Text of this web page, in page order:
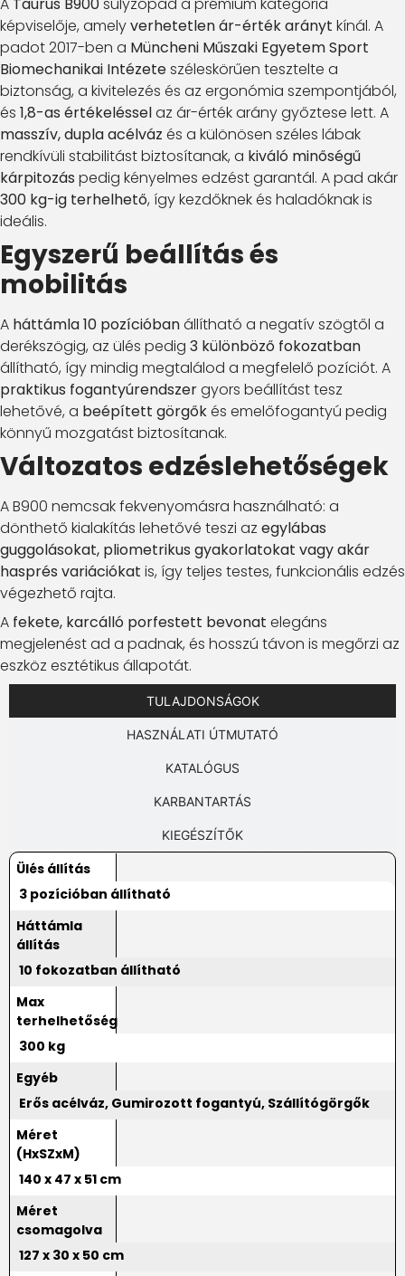
képviselője, amelyverhetetlen ár-érték arányt kínál. A
padot 2017-ben a Müncheni Műszaki Egyetem Sport
Biomechanikai Intézeteszéleskörűen tesztelte a
biztonság, a kivitelezés és az ergonómia szempontjából,
és 1,8-as értékelésselaz ár-érték arány győztese lett. A
masszív, dupla acélváz és a különösen széles lábak
rendkívüli stabilitást biztosítanak, a kiváló minőségű
kárpitozás pedig kényelmes edzést garantál. A pad akár
300 kg-ig terhelhető, így kezdőknek és haladóknak is
ideális.
Egyszerű beállítás és
mobilitás
A háttámla 10 pozícióbanállítható a negatív szögtől a
derékszögig, az ülés pedig 3 különböző fokozatban
állítható, így mindig megtalálod a megfelelő pozíciót. A
praktikus fogantyúrendszergyors beállítást tesz
lehetővé, a beépített görgőkés emelőfogantyú pedig
könnyű mozgatást biztosítanak.
Változatos edzéslehetőségek
A B900 nemcsak fekvenyomásra használható: a
dönthető kialakítás lehetővé teszi az egylábas
guggolásokat, pliometrikus gyakorlatokat vagy akár
hasprés variációkat is, így teljes testes, funkcionális edzés
végezhető rajta.
A fekete, karcálló porfestett bevonat elegáns
megjelenést ad a padnak, és hosszú távon is megőrzi az
eszköz esztétikus állapotát.
TULAJDONSÁGOK
HASZNÁLATI ÚTMUTATÓ
KATALÓGUS
KARBANTARTÁS
KIEGÉSZÍTŐK
Ülés állítás
3 pozícióban állítható
Háttámla
állítás
10 fokozatban állítható
Max
terhelhetőség
300 kg
Egyéb
Erős acélváz, Gumirozott fogantyú, Szállítógörgők
Méret
(HxSZxM)
140 x 47 x 51 cm
Méret
csomagolva
127 x 30 x 50 cm